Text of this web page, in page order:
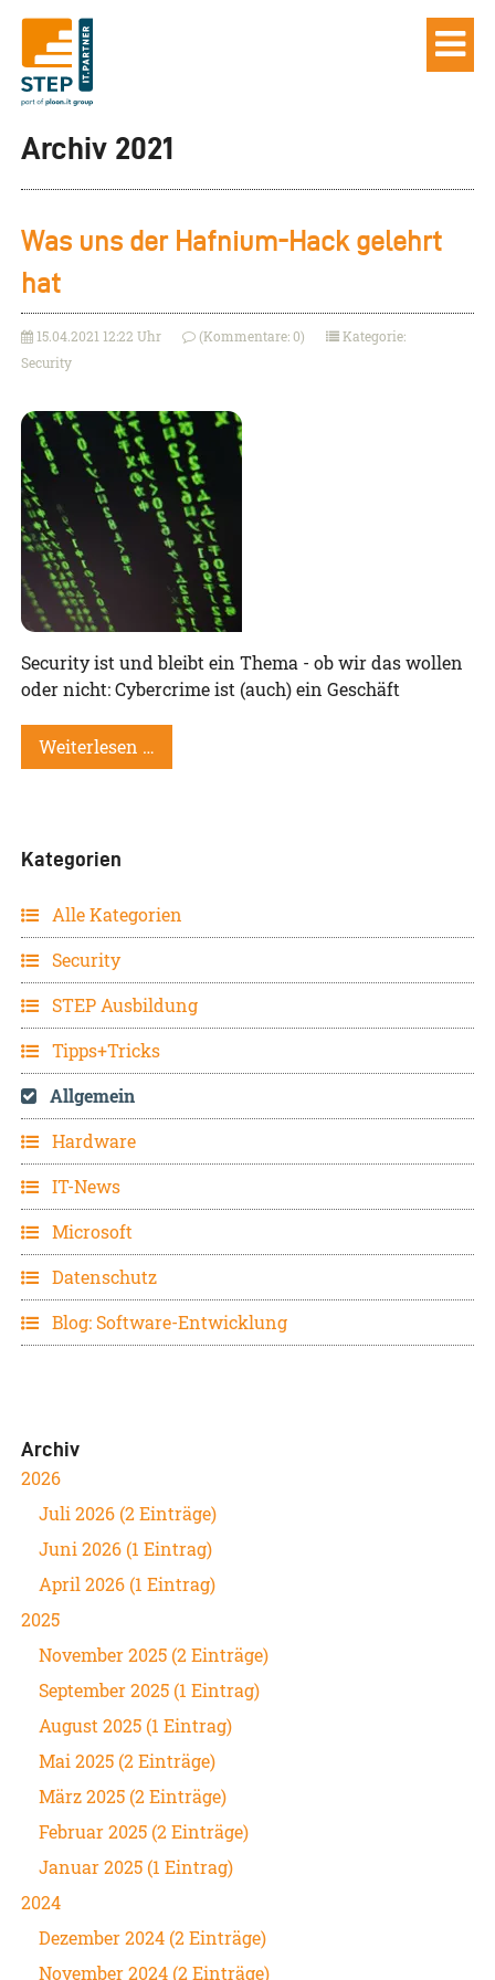
Archiv 2021
Was uns der Hafnium-Hack gelehrt
hat
15.04.2021 12:22 Uhr (Kommentare: 0)
Kategorie:
Security
Security ist und bleibt ein Thema - ob wir das wollen
oder nicht: Cybercrime ist (auch) ein Geschäft
Weiterlesen …
Kategorien
Alle Kategorien
Security
STEP Ausbildung
Tipps+Tricks
Allgemein
Hardware
IT-News
Microsoft
Datenschutz
Blog: Software-Entwicklung
Archiv
2026
Juli 2026 (2 Einträge)
Juni 2026 (1 Eintrag)
April 2026 (1 Eintrag)
2025
November 2025 (2 Einträge)
September 2025 (1 Eintrag)
August 2025 (1 Eintrag)
Mai 2025 (2 Einträge)
März 2025 (2 Einträge)
Februar 2025 (2 Einträge)
Januar 2025 (1 Eintrag)
2024
Dezember 2024 (2 Einträge)
November 2024 (2 Einträge)